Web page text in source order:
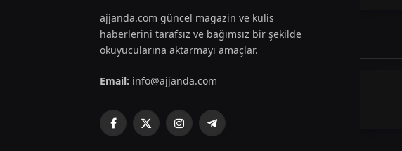
ajjanda.com güncel magazin ve kulis
haberlerini tarafsız ve bağımsız bir şekilde
okuyucularına aktarmayı amaçlar.
Email: info@ajjanda.com
Facebook
X
InstagramTelegram